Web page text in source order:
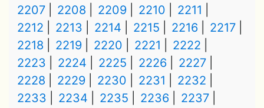
2207
2208 2209 2210
2211
2212
2213 2214 2215 2216
2217
2218
2219 2220 2221
2222
2223
2224 2225 2226
2227
2228
2229 2230 2231
2232
2233
2234 2235 2236
2237